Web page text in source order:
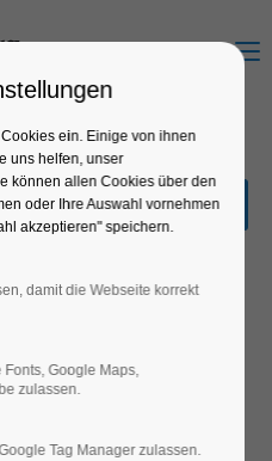
Menu
Jugend, Mitmach-
ein. Einige von ihnen
uns helfen, unser
können allen Cookies über den
oder Ihre Auswahl vornehmen
akzeptieren" speichern.
damit die Webseite korrekt
Google Maps,
zulassen.
Tag Manager zulassen.